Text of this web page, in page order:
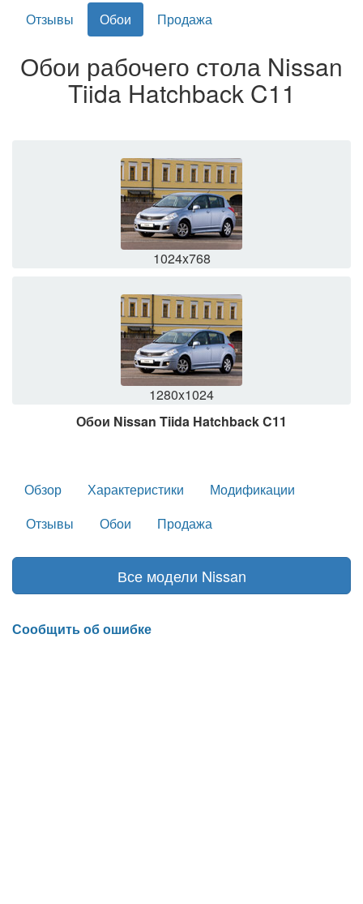
Отзывы
Обои Продажа
Обои рабочего стола Nissan
Tiida Hatchback C11
1024x768
1280x1024
Обои Nissan Tiida Hatchback C11
Обзор Характеристики
Модификации
Отзывы
Обои Продажа
Все модели Nissan
Сообщить об ошибке